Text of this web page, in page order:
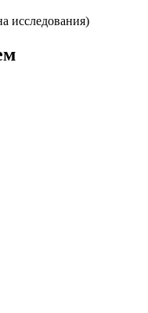
исследования)